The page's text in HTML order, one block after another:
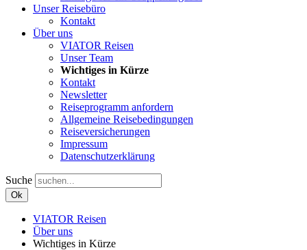
Unser Reisebüro
Kontakt
Über uns
VIATOR Reisen
Unser Team
Wichtiges in Kürze
Kontakt
Newsletter
Reiseprogramm anfordern
Allgemeine Reisebedingungen
Reiseversicherungen
Impressum
Datenschutzerklärung
Suche
Ok
VIATOR Reisen
Über uns
Wichtiges in Kürze